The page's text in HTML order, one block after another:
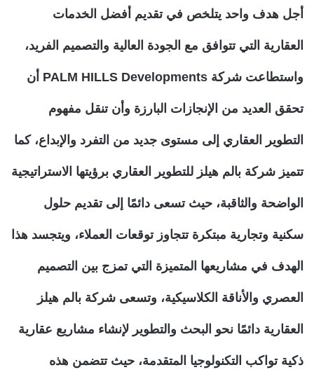
أجل هدف واحد يتلخص في تقديم أفضل الخدمات
العقارية التي تتوافق مع الجودة العالية والتصميم الفريد،
واستطاعت شركة PALM HILLS Developments أن
تحقق العديد من الإنجازات البارزة وأن تنقل مفهوم
التطوير العقاري إلى مستوى جديد من التفرد والإبداع، كما
تتميز شركة بالم هيلز للتطوير العقاري برؤيتها الاستراتيجية
الواضحة والثاقبة، حيث تسعى دائمًا إلى تقديم حلول
سكنية وتجارية مبتكرة تتجاوز توقعات العملاء، ويتجسد هذا
الهدف في مشاريعها المتميزة التي تمزج بين التصميم
العصري والأناقة الكلاسيكية، وتسعى شركة بالم هيلز
العقارية دائمًا نحو البحث والتطوير لإنشاء مشاريع عقارية
ذكية تواكب التكنولوجيا المتقدمة، حيث تتضمن هذه